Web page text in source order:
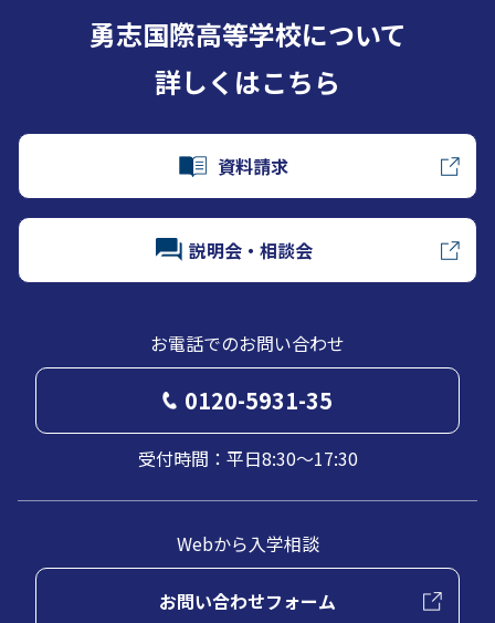
勇志国際高等学校について
詳しくはこちら
資料請求
説明会・相談会
お電話でのお問い合わせ
0120-5931-35
受付時間：平日8:30～17:30
Webから入学相談
お問い合わせフォーム